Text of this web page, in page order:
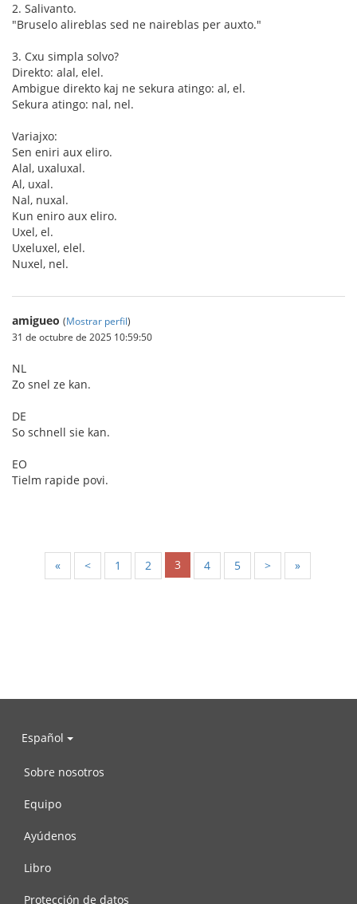
2. Salivanto.
"Bruselo alireblas sed ne naireblas per auxto."
3. Cxu simpla solvo?
Direkto: alal, elel.
Ambigue direkto kaj ne sekura atingo: al, el.
Sekura atingo: nal, nel.
Variajxo:
Sen eniri aux eliro.
Alal, uxaluxal.
Al, uxal.
Nal, nuxal.
Kun eniro aux eliro.
Uxel, el.
Uxeluxel, elel.
Nuxel, nel.
amigueo (Mostrar perfil)
31 de octubre de 2025 10:59:50
NL
Zo snel ze kan.
DE
So schnell sie kan.
EO
Tielm rapide povi.
« < 1 2 3 4 5 > »
Español
Sobre nosotros
Equipo
Ayúdenos
Libro
Protección de datos